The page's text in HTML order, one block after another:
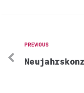
PREVIOUS